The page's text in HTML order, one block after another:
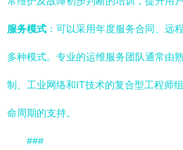
服务模式 ：可以采用年度服务合同、远
多种模式。专业的运维服务团队通常由
制、工业网络和IT技术的复合型工程师
命周期的支持。
###